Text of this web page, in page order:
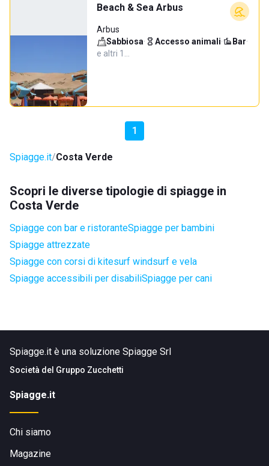
Beach & Sea Arbus
Arbus
Sabbiosa· Accesso animali· Bar·
e altri 1…
1
Spiagge.it Costa Verde
Scopri le diverse tipologie di spiagge in
Costa Verde
Spiagge con bar e ristoranteSpiagge per bambini
Spiagge attrezzate
Spiagge con corsi di kitesurf windsurf e vela
Spiagge accessibili per disabiliSpiagge per cani
Spiagge.it è una soluzione Spiagge Srl
Società del Gruppo Zucchetti
Spiagge.it
Chi siamo
Magazine